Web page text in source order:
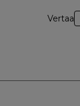
Vertaa